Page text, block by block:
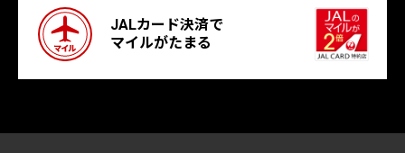
JALカード決済で
マイルがたまる